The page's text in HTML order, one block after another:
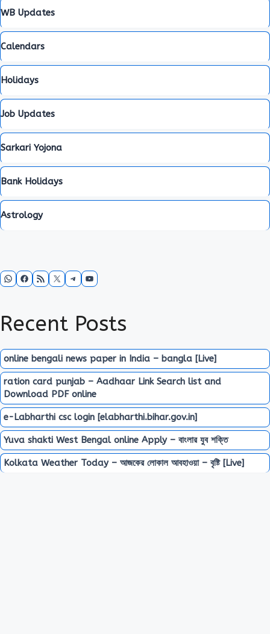
WB Updates
Calendars
Holidays
Job Updates
Sarkari Yojona
Bank Holidays
Astrology
WhatsApp
Facebook
RSS FeedX Telegram
YouTube
Recent Posts
online bengali news paper in India – bangla [Live]
ration card punjab – Aadhaar Link Search list and
Download PDF online
e-Labharthi csc login [elabharthi.bihar.gov.in]
Yuva shakti West Bengal online Apply – বাংলার যুব শক্তি
Kolkata Weather Today – আজকের লোকাল আবহাওয়া – বৃষ্টি [Live]